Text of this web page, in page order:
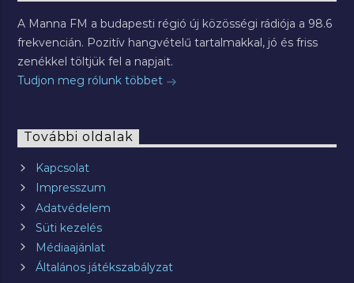
A Manna FM a budapesti régió új közösségi rádiója a 98.6
frekvencián. Pozitív hangvételű tartalmakkal, jó és friss
zenékkel töltjük fel a napjait.
Tudjon meg rólunk többet
További oldalak
Kapcsolat
Impresszum
Adatvédelem
Süti kezelés
Médiaajánlat
Általános játékszabályzat